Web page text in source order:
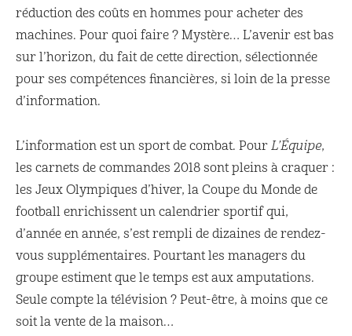
réduction des coûts en hommes pour acheter des
machines. Pour quoi faire ? Mystère… L’avenir est bas
sur l’horizon, du fait de cette direction, sélectionnée
pour ses compétences financières, si loin de la presse
d’information.
L’information est un sport de combat. Pour L’Équipe,
les carnets de commandes 2018 sont pleins à craquer :
les Jeux Olympiques d’hiver, la Coupe du Monde de
football enrichissent un calendrier sportif qui,
d’année en année, s’est rempli de dizaines de rendez-
vous supplémentaires. Pourtant les managers du
groupe estiment que le temps est aux amputations.
Seule compte la télévision ? Peut-être, à moins que ce
soit la vente de la maison…